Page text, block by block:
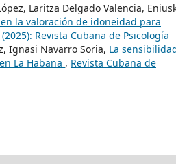
Laritza Delgado Valencia,
la valoración de idoneidad para
Revista Cubana de Psicología
Ignasi Navarro Soria, La
La Habana , Revista Cubana de